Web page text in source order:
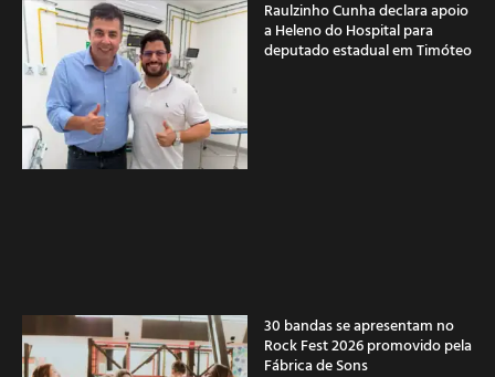
Raulzinho Cunha declara apoio
a Heleno do Hospital para
deputado estadual em Timóteo
30 bandas se apresentam no
Rock Fest 2026 promovido pela
Fábrica de Sons